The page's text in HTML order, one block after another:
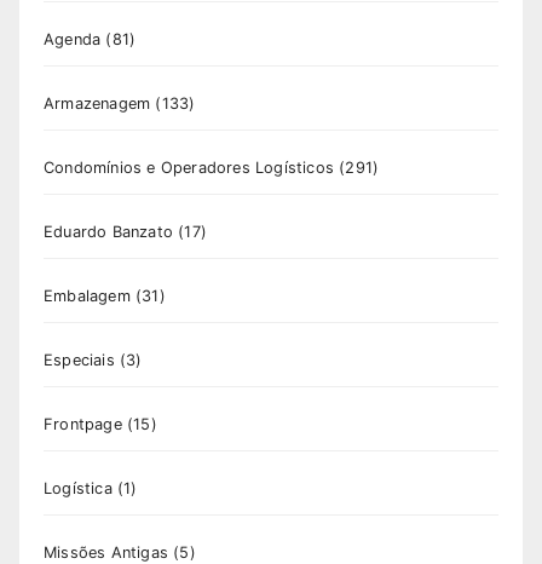
Agenda (81)
Armazenagem (133)
Condomínios e Operadores Logísticos (291)
Eduardo Banzato (17)
Embalagem(31)
Especiais (3)
Frontpage(15)
Logística(1)
Missões Antigas (5)